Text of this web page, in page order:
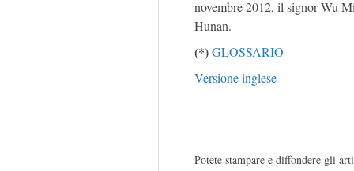
novembre 2012, il signor Wu
Hunan.
(*)GLOSSARIO
Versione inglese
Potete stampare e diffondere gli